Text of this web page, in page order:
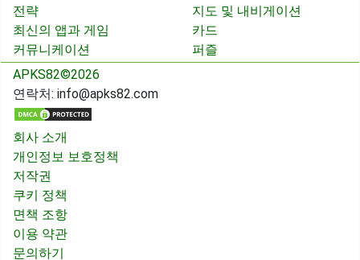
전략
지도 및 내비게이션
최신의 앱과 게임
카드
커뮤니케이션
퍼즐
APKS82©2026
연락처: info@apks82.com
회사 소개
개인정보 보호정책
저작권
쿠키 정책
면책 조항
이용 약관
문의하기